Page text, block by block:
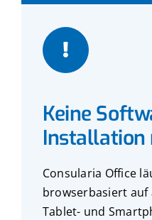
Keine
Installation
Consularia Office
browserbasiert auf
Tablet- und